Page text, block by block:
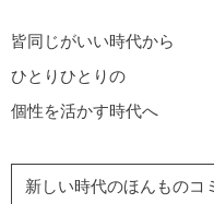
皆同じがいい時代から
ひとりひとりの
個性を活かす時代へ
新しい時代のほんものコ